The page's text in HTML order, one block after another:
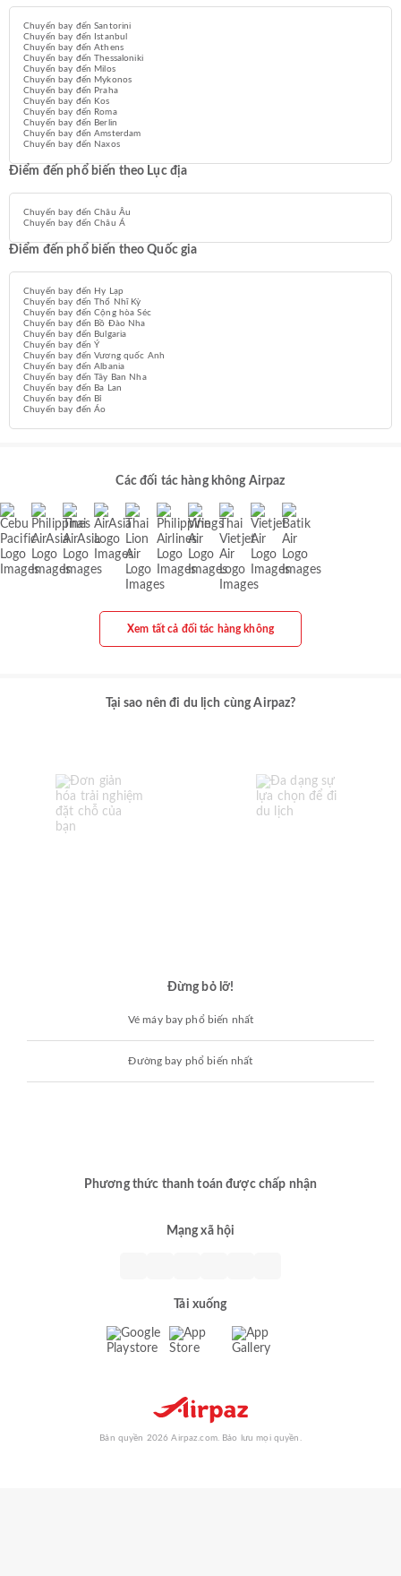
Chuyến bay đến Santorini
Chuyến bay đến Istanbul
Chuyến bay đến Athens
Chuyến bay đến Thessaloniki
Chuyến bay đến Milos
Chuyến bay đến Mykonos
Chuyến bay đến Praha
Chuyến bay đến Kos
Chuyến bay đến Roma
Chuyến bay đến Berlin
Chuyến bay đến Amsterdam
Chuyến bay đến Naxos
Điểm đến phổ biến theo Lục địa
Chuyến bay đến Châu Âu
Chuyến bay đến Châu Á
Điểm đến phổ biến theo Quốc gia
Chuyến bay đến Hy Lạp
Chuyến bay đến Thổ Nhĩ Kỳ
Chuyến bay đến Cộng hòa Séc
Chuyến bay đến Bồ Đào Nha
Chuyến bay đến Bulgaria
Chuyến bay đến Ý
Chuyến bay đến Vương quốc Anh
Chuyến bay đến Albania
Chuyến bay đến Tây Ban Nha
Chuyến bay đến Ba Lan
Chuyến bay đến Bỉ
Chuyến bay đến Áo
Các đối tác hàng không Airpaz
Xem tất cả đối tác hàng không
Tại sao nên đi du lịch cùng Airpaz?
Đừng bỏ lỡ!
Vé máy bay phổ biến nhất
Đường bay phổ biến nhất
Phương thức thanh toán được chấp nhận
Mạng xã hội
Tải xuống
Bản quyền 2026 Airpaz.com. Bảo lưu mọi quyền.